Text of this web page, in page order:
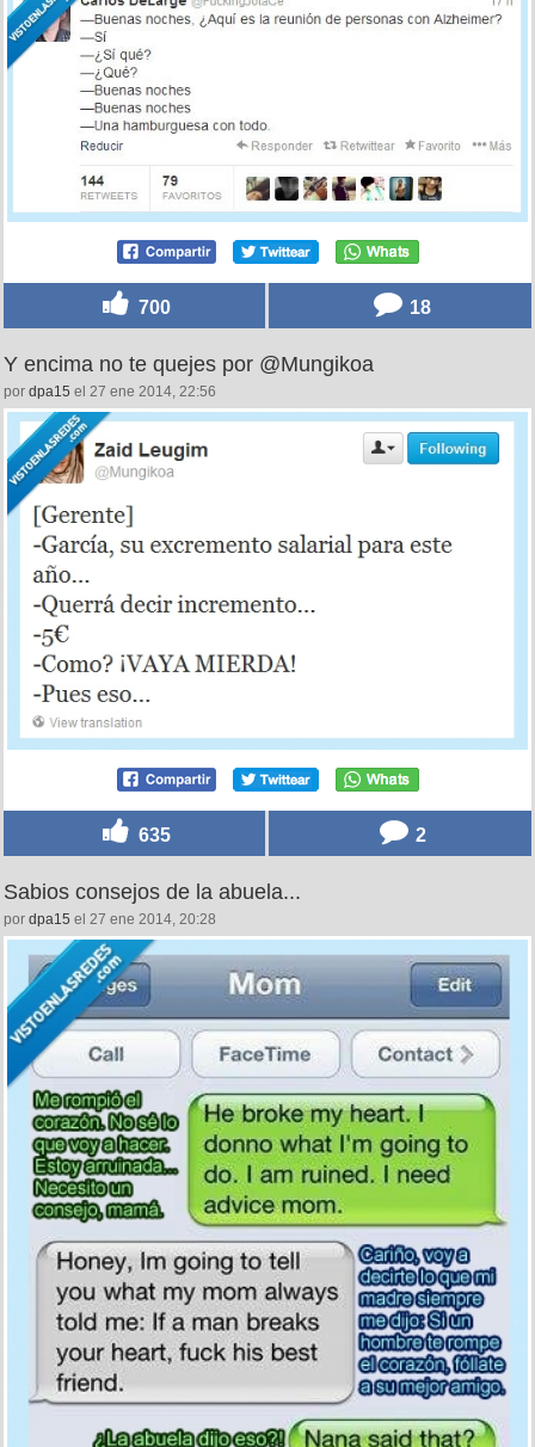
700 18
Y encima no te quejes por @Mungikoa
por dpa15 el 27 ene 2014, 22:56
635 2
Sabios consejos de la abuela...
por dpa15 el 27 ene 2014, 20:28